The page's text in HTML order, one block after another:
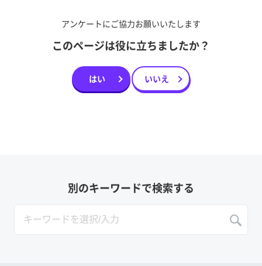
アンケートにご協力お願いいたします
このページは役に立ちましたか？
はい いいえ
別のキーワードで検索する